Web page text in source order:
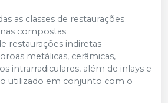
as classes de restaurações
compostas
restaurações indiretas
metálicas, cerâmicas,
intrarradiculares, além de inlays e
utilizado em conjunto com o